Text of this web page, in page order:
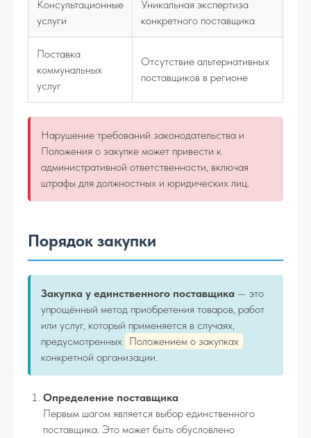
Консультационные
услуги
Уникальная экспертиза
конкретного поставщика
Поставка
коммунальных
услуг
Отсутствие альтернативных
поставщиков в регионе
Нарушение требований законодательства и
Положения о закупке может привести к
административной ответственности, включая
штрафы для должностных и юридических лиц.
Порядок закупки
Закупка у единственного поставщика — это
упрощённый метод приобретения товаров, работ
или услуг, который применяется в случаях,
предусмотренных Положением о закупках
конкретной организации.
Определение поставщика
Первым шагом является выбор единственного
поставщика. Это может быть обусловлено